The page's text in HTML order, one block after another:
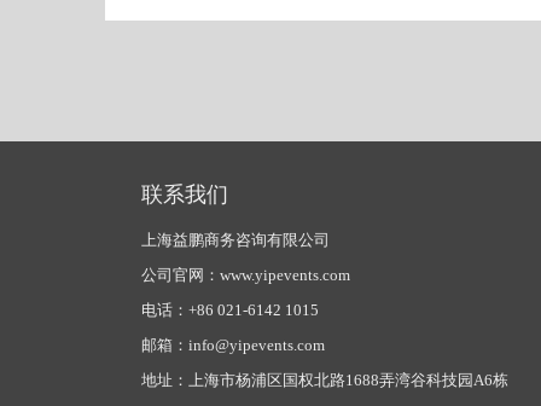
联系我们
上海益鹏商务咨询有限公司
公司官网：www.yipevents.com
电话：+86 021-6142 1015
邮箱：info@yipevents.com
地址：上海市杨浦区国权北路1688弄湾谷科技园A6栋